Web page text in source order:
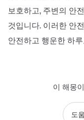
보호하고, 주변의 안
것입니다. 이러한 안
안전하고 행운한 하
이 해몽
도